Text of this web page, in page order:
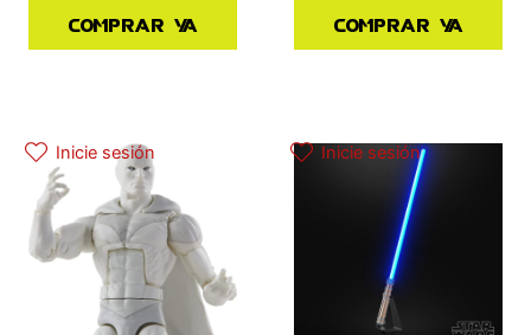
Comprar ya Comprar ya
Inicie sesión Inicie sesión